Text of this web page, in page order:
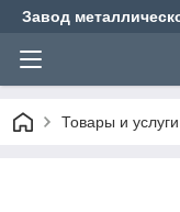
Завод
Товары и услуги